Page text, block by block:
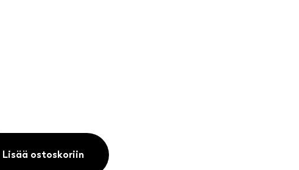
Lisää ostoskoriin